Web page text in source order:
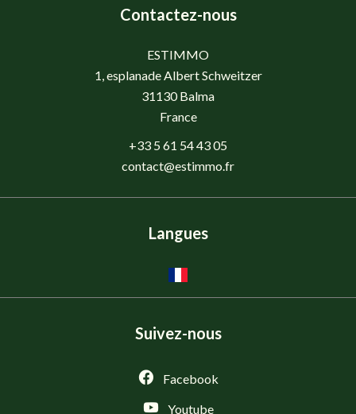
Contactez-nous
ESTIMMO
1, esplanade Albert Schweitzer
31130Balma
France
+33 5 61 54 43 05
contact@estimmo.fr
Langues
Suivez-nous
Facebook
Youtube